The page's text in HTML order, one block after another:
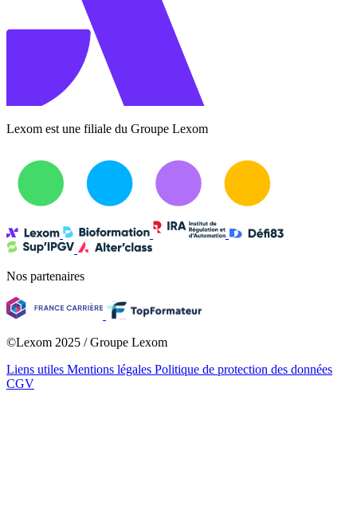
Lexom est une filiale du Groupe Lexom
Nos partenaires
©Lexom 2025 / Groupe Lexom
Liens utiles Mentions légales Politique de protection des données
CGV